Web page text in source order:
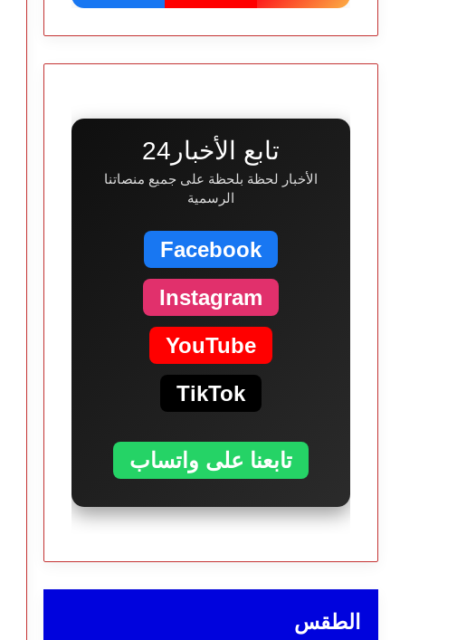
تابع الأخبار24
الأخبار لحظة بلحظة على جميع منصاتنا
الرسمية
Facebook
Instagram
YouTube
TikTok
تابعنا على واتساب
الطقس